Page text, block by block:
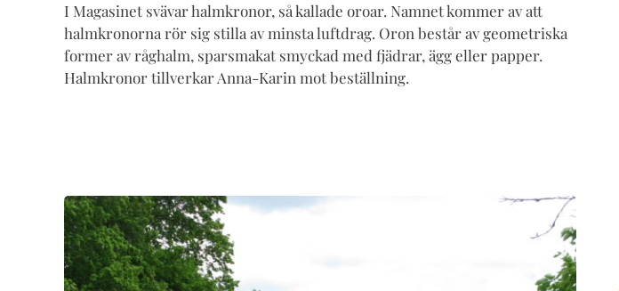
I Magasinet svävar halmkronor, så kallade oroar. Namnet kommer av att
halmkronorna rör sig stilla av minsta luftdrag. Oron består av geometriska
former av råghalm, sparsmakat smyckad med fjädrar, ägg eller papper.
Halmkronor tillverkar Anna-Karin mot beställning.